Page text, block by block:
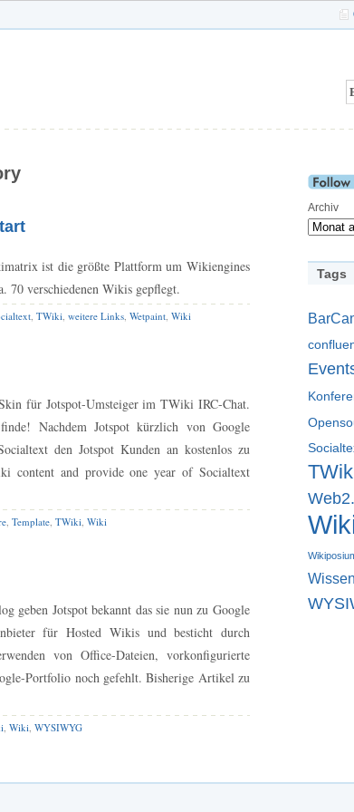
ist die größte Plattform um Wikiengines
70 verschiedenen Wikis gepflegt.
TWiki weitere Links Wetpaint Wiki
für Jotspot-Umsteiger im TWiki IRC-Chat.
Nachdem Jotspot kürzlich von Google
den Jotspot Kunden an kostenlos zu
and provide one year of Socialtext
Template TWiki Wiki
geben Jotspot bekannt das sie nun zu Google
für Hosted Wikis und besticht durch
von Office-Dateien, vorkonfigurierte
Portfolio noch gefehlt. Bisherige Artikel zu
Wiki WYSIWYG
Archiv
Tags